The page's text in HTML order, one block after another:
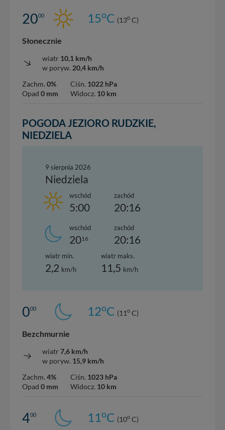
2000 15oC (13o C)
Słonecznie
wiatr 10,1 km/h
w poryw. 20,4 km/h
Zachm. 0%
Opad 0 mm
Ciśn. 1022 hPa
Widocz. 10 km
POGODA JEZIORO RUDZKIE,
NIEDZIELA
9 sierpnia 2026
Niedziela
wschód
5:00
zachód
20:16
wschód
2016
zachód
20:16
wiatr min.
2,2 km/h
wiatr maks.
11,5 km/h
000 12oC (11o C)
Bezchmurnie
wiatr 7,6 km/h
w poryw. 15,9 km/h
Zachm. 4%
Opad 0 mm
Ciśn. 1023 hPa
Widocz. 10 km
400 11oC (10o C)